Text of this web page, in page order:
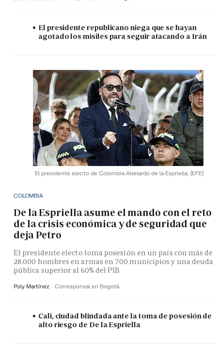
El presidente republicano niega que se hayan
agotado los misiles para seguir atacando a Irán
El presidente electo de Colombia Abelardo de la Espriella. (EFE)
COLOMBIA
De la Espriella asume el mando con el reto
de la crisis económica y de seguridad que
deja Petro
El presidente electo toma posesión en un país con más de
28.000 hombres en armas en 700 municipios y una deuda
pública superior al 60% del PIB
Poly Martínez Corresponsal en Bogotá
Cali, ciudad blindada ante la toma de posesión de
alto riesgo de De la Espriella